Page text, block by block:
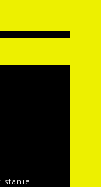
stanie